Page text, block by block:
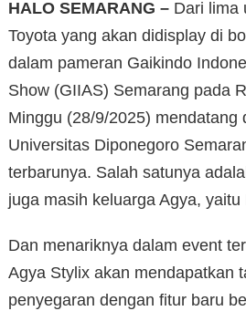
HALO SEMARANG – Dari lima
Toyota yang akan didisplay di
dalam pameran Gaikindo
Show (GIIAS) Semarang pada
Minggu (28/9/2025) mendatang
Universitas Diponegoro
terbarunya. Salah satunya
juga masih keluarga Agya, yaitu
Dan menariknya dalam event
Agya Stylix akan mendapatkan
penyegaran dengan fitur baru